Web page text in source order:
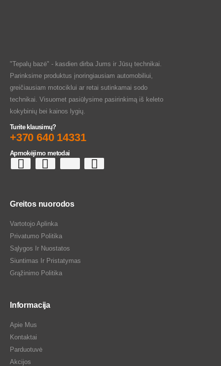
"Tepalų bazė" - kasdien dirba Jums ir Jūsų technikai.
Parinksime produktus įnoringiausiam automobiliui,
greičiausiam motociklui ar retai sutinkamai sodo
technikai. Visuomet pasiūlysime pasirinkimą iš keleto
kokybinių bei kainos lygių.
Turite klausimų?
+370 640 14331
Apmokėjimo metodai
Greitos nuorodos
Vartotojo Aplinka
Privatumo Politika
Sąlygos Ir Nuostatos
Siuntimas Ir Pristatymas
Grąžinimo Politika
Informacija
Apie Mus
Kontaktai
Parduotuvė
Akcijos